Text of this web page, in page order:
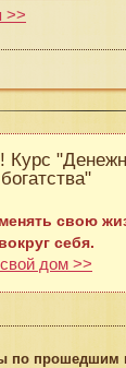
>>
Курс
свою
себя.
дом >>
по прошедшим